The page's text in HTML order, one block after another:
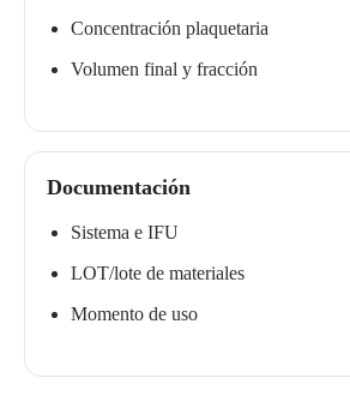
Concentración plaquetaria
Volumen final y fracción
Documentación
Sistema e IFU
LOT/lote de materiales
Momento de uso